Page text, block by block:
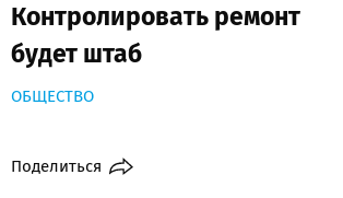
Контролировать ремонт
будет штаб
ОБЩЕСТВО
Поделиться